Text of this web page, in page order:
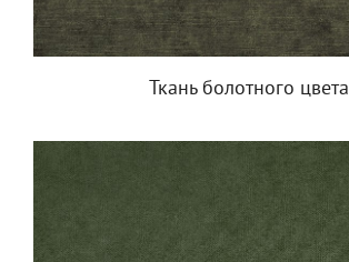
Ткань болотного цвета